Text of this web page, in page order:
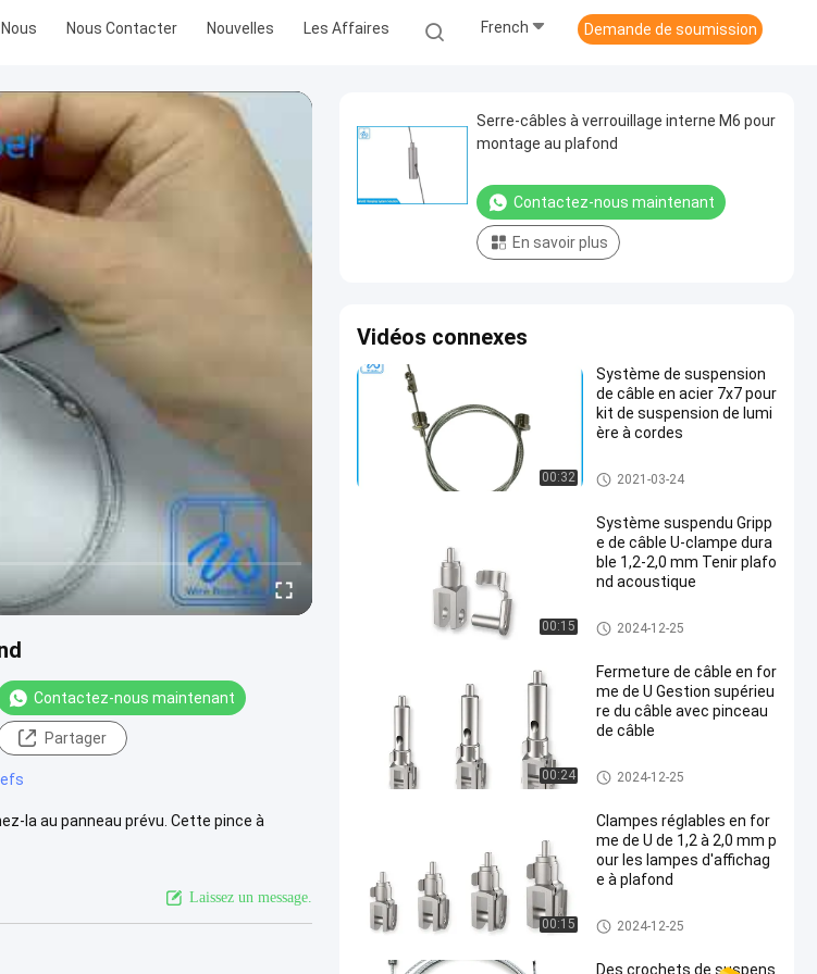
Nous Contacter Nouvelles Les Affaires French Demande de soumission
Contactez-nous maintenant
Partager
la au panneau prévu. Cette pince à
Laissez un message.
Serre-câbles à verrouillage interne M6 pour
montage au plafond
Contactez-nous maintenant
En savoir plus
Vidéos connexes
00:32
Système de suspension
de câble en acier 7x7 pour
kit de suspension de lumi
ère à cordes
Kit de suspension des câbles
2021-03-24
00:15
Système suspendu Gripp
e de câble U-clampe dura
ble 1,2-2,0 mm Tenir plafo
nd acoustique
autres appareils pour la fabric
ation de chaussures
2024-12-25
00:24
Fermeture de câble en for
me de U Gestion supérieu
re du câble avec pinceau
de câble
autres appareils pour la fabric
ation de chaussures
2024-12-25
00:15
Clampes réglables en for
me de U de 1,2 à 2,0 mm p
our les lampes d'affichag
e à plafond
autres appareils pour la fabric
ation de chaussures
2024-12-25
Des crochets de suspens